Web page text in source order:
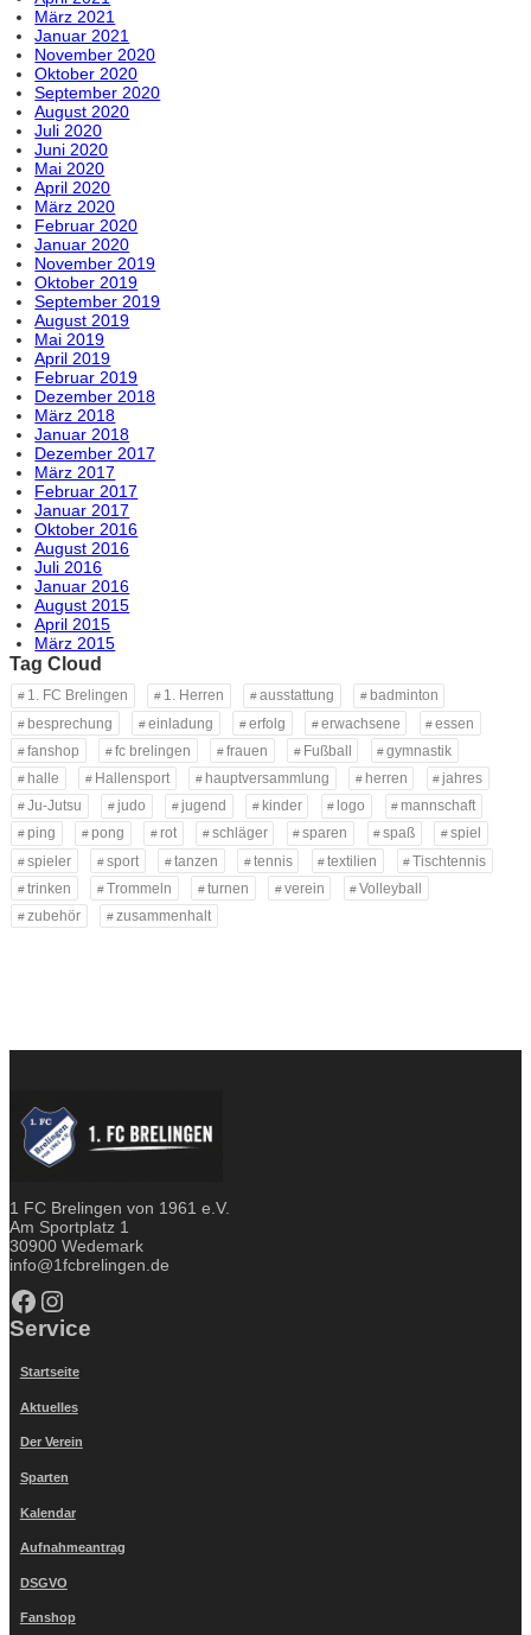
März 2021
Januar 2021
November 2020
Oktober 2020
September 2020
August 2020
Juli 2020
Juni 2020
Mai 2020
April 2020
März 2020
Februar 2020
Januar 2020
November 2019
Oktober 2019
September 2019
August 2019
Mai 2019
April 2019
Februar 2019
Dezember 2018
März 2018
Januar 2018
Dezember 2017
März 2017
Februar 2017
Januar 2017
Oktober 2016
August 2016
Juli 2016
Januar 2016
August 2015
April 2015
März 2015
Tag Cloud
1. FC Brelingen 1. Herren ausstattung
badminton
besprechung
einladung erfolg erwachsene
essen
fanshop
fc brelingen frauen Fußball
gymnastik
halle
Hallensport hauptversammlung herren
jahres
Ju-Jutsu
judo jugend kinder logo
mannschaft
ping
pong rot schläger sparen spaß
spiel
spieler
sport tanzen tennis textilien
Tischtennis
trinken
Trommeln turnen verein
Volleyball
zubehör
zusammenhalt
1 FC Brelingen von 1961 e.V.
Am Sportplatz 1
30900 Wedemark
info@1fcbrelingen.de
Facebook Instagram
Service
Startseite
Aktuelles
Der Verein
Sparten
Kalendar
Aufnahmeantrag
DSGVO
Fanshop